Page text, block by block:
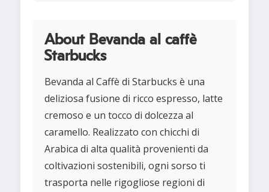
About Bevanda al caffè
Starbucks
Bevanda al Caffè di Starbucks è una
deliziosa fusione di ricco espresso, latte
cremoso e un tocco di dolcezza al
caramello. Realizzato con chicchi di
Arabica di alta qualità provenienti da
coltivazioni sostenibili, ogni sorso ti
trasporta nelle rigogliose regioni di